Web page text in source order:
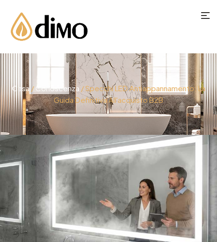
Casa /Conoscenza / Specchi LED Antiappannamento: La
Guida Definitiva All'acquisto B2B